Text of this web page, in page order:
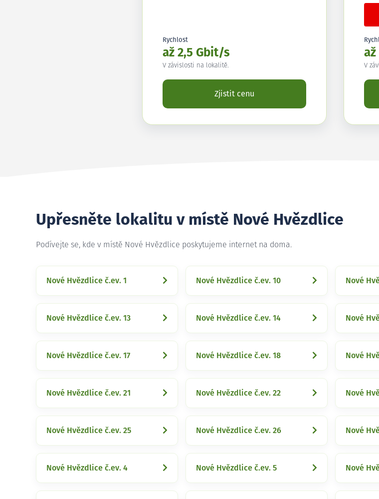
Rychlost
až 2,5 Gbit/s
V závislosti na lokalitě.
Zjistit cenu
až
V
Upřesněte lokalitu v místě Nové Hvězdlice
Podívejte se, kde v místě Nové Hvězdlice poskytujeme internet na doma.
Nové Hvězdlice č.ev. 1 Nové Hvězdlice č.ev. 10 Nové
Nové Hvězdlice č.ev. 13 Nové Hvězdlice č.ev. 14 Nové
Nové Hvězdlice č.ev. 17 Nové Hvězdlice č.ev. 18 Nové
Nové Hvězdlice č.ev. 21 Nové Hvězdlice č.ev. 22 Nové
Nové Hvězdlice č.ev. 25 Nové Hvězdlice č.ev. 26 Nové
Nové Hvězdlice č.ev. 4 Nové Hvězdlice č.ev. 5 Nové